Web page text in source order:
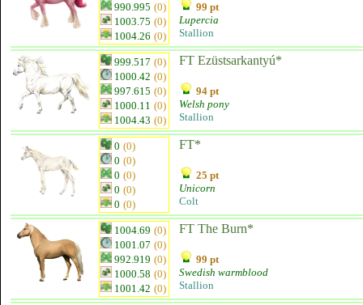
990.995 (0)
1003.75 (0)
1004.26 (0)
99 pt
Lupercia
Stallion
999.517 (0)
1000.42 (0)
997.615 (0)
1000.11 (0)
1004.43 (0)
FT Ezüstsarkantyú*
94 pt
Welsh pony
Stallion
0 (0)
0 (0)
0 (0)
0 (0)
0 (0)
FT*
25 pt
Unicorn
Colt
1004.69 (0)
1001.07 (0)
992.919 (0)
1000.58 (0)
1001.42 (0)
FT The Burn*
99 pt
Swedish warmblood
Stallion